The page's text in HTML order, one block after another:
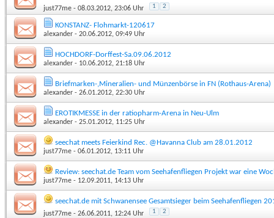
just77me - 08.03.2012, 23:06 Uhr 1 2
KONSTANZ- Flohmarkt-120617
alexander - 20.06.2012, 09:49 Uhr
HOCHDORF-Dorffest-Sa.09.06.2012
alexander - 10.06.2012, 21:18 Uhr
Briefmarken-,Mineralien- und Münzenbörse in FN (Rothaus-Arena)
alexander - 26.01.2012, 22:30 Uhr
EROTIKMESSE in der ratiopharm-Arena in Neu-Ulm
alexander - 25.01.2012, 11:25 Uhr
seechat meets Feierkind Rec. @Havanna Club am 28.01.2012
just77me - 06.01.2012, 13:11 Uhr
Review: seechat.de Team vom Seehafenfliegen Projekt war eine
just77me - 12.09.2011, 14:13 Uhr
seechat.de mit Schwanensee Gesamtsieger beim Seehafenfliegen
just77me - 26.06.2011, 12:24 Uhr 1 2